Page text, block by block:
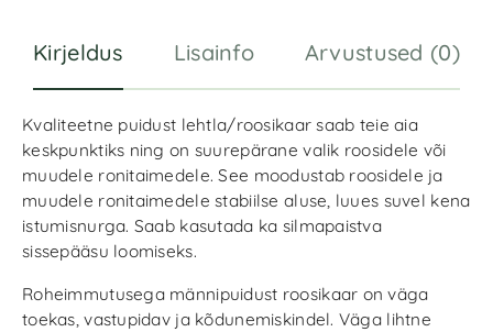
Kirjeldus Lisainfo Arvustused (0)
Kvaliteetne puidust lehtla/roosikaar saab teie aia
keskpunktiks ning on suurepärane valik roosidele või
muudele ronitaimedele. See moodustab roosidele ja
muudele ronitaimedele stabiilse aluse, luues suvel kena
istumisnurga. Saab kasutada ka silmapaistva
sissepääsu loomiseks.
Roheimmutusega männipuidust roosikaar on väga
toekas, vastupidav ja kõdunemiskindel. Väga lihtne